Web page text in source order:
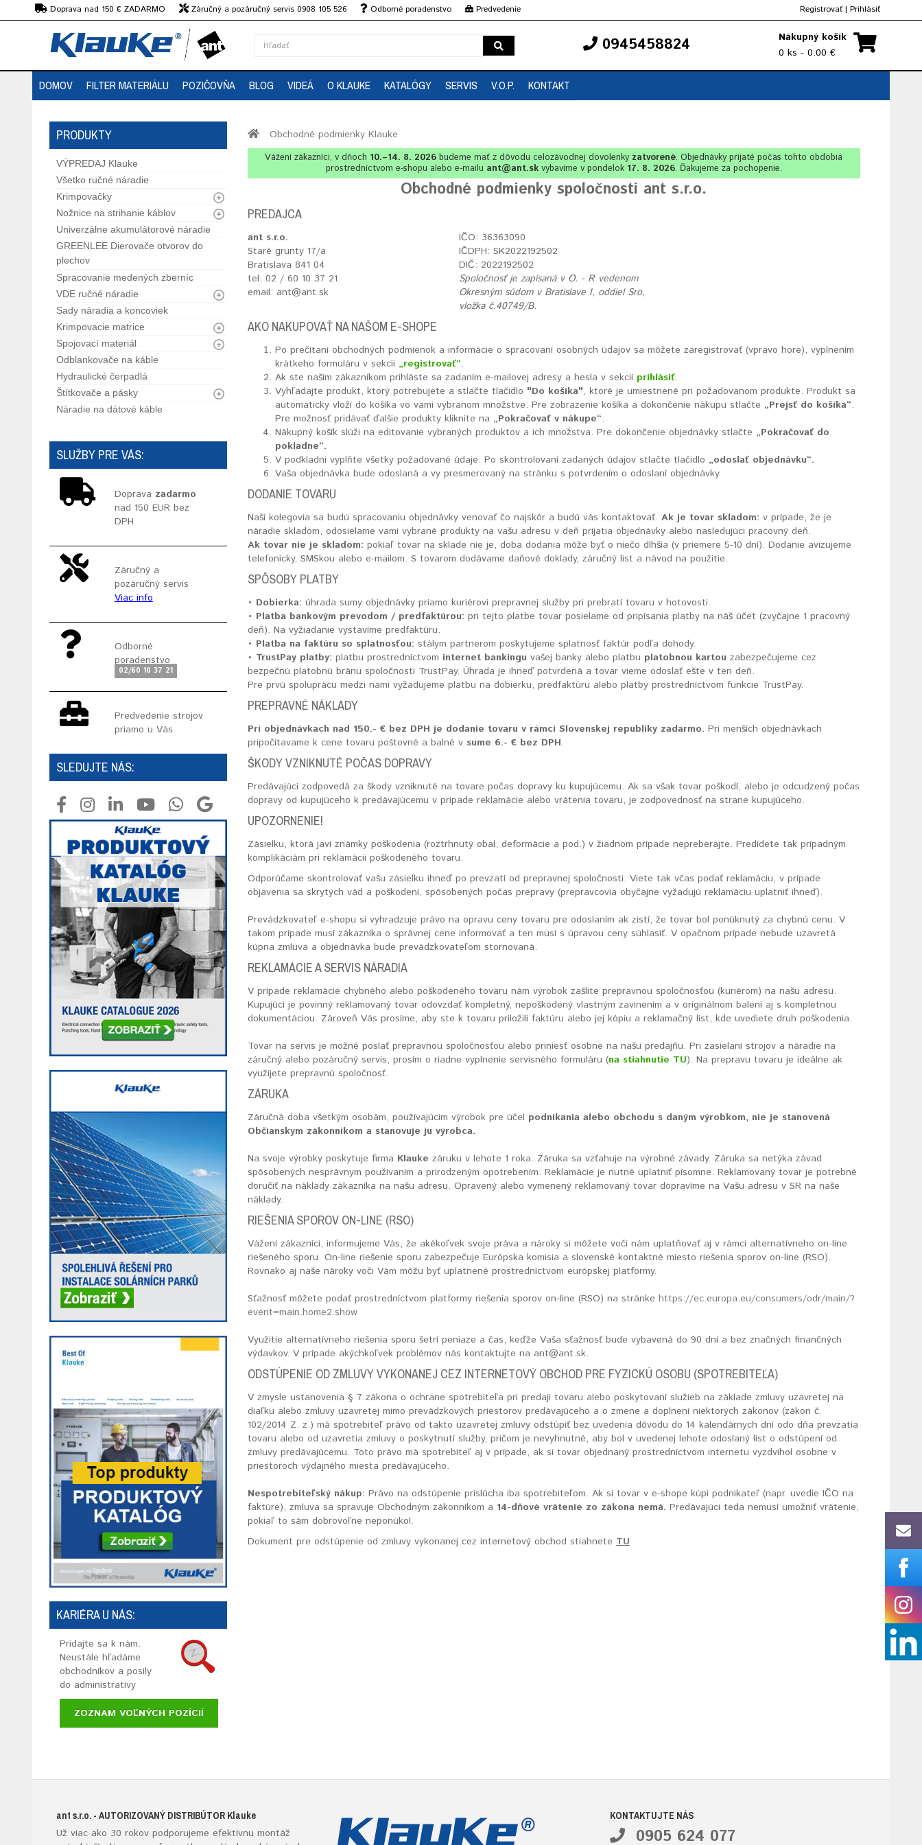
Doprava nad 150 € ZADARMO Záručný a pozáručný servis 0908 105 526 Odborné poradenstvo
Predvedenie
strojov
Registrovať | Prihlásiť
0945458824
Nákupný košík
0 ks - 0.00 €
DOMOV FILTER MATERIÁLU POZIČOVŇA BLOG VIDEÁ O KLAUKE KATALÓGY SERVIS V.O.P. KONTAKT
PRODUKTY
VÝPREDAJ Klauke
Všetko ručné náradie
Krimpovačky
Nožnice na strihanie káblov
Univerzálne akumulátorové náradie
GREENLEE Dierovače otvorov do
plechov
Spracovanie medených zberníc
VDE ručné náradie
Sady náradia a koncoviek
Krimpovacie matrice
Spojovací materiál
Odblankovače na káble
Hydraulické čerpadlá
Štítkovače a pásky
Náradie na dátové káble
SLUŽBY PRE VÁS:
Doprava zadarmo
nad 150 EUR bez
DPH
Záručný a
pozáručný servis
Viac info
Odborné
poradenstvo
02/60 10 37 21
Predvedenie strojov
priamo u Vás
SLEDUJTE NÁS:
KARIÉRA U NÁS:
Pridajte sa k nám.
Neustále hľadáme
obchodníkov a posily
do administratívy
ZOZNAM VOĽNÝCH POZÍCIÍ
Obchodné podmienky Klauke
Vážení zákazníci, v dňoch 10.–14. 8. 2026 budeme mať z dôvodu celozávodnej dovolenky zatvorené. Objednávky prijaté počas tohto obdobia
prostredníctvom e-shopu alebo e-mailu ant@ant.skvybavíme v pondelok 17. 8. 2026. Ďakujeme za pochopenie.
Obchodné podmienky spoločnosti ant s.r.o.
PREDAJCA
ant s.r.o.
Staré grunty 17/a
Bratislava 841 04
tel: 02 / 60 10 37 21
email: ant@ant.sk
IČO: 36363090
IČDPH: SK2022192502
DIČ: 2022192502
Spoločnosť je zapísaná v O. - R vedenom
Okresným súdom v Bratislave I, oddiel Sro,
vložka č.40749/B.
AKO NAKUPOVAŤ NA NAŠOM E-SHOPE
Po prečítaní obchodných podmienok a informácie o spracovaní osobných údajov sa môžete zaregistrovať (vpravo hore), vyplnením
krátkeho formuláru v sekcii „registrovať“.
Ak ste naším zákazníkom prihláste sa zadaním e-mailovej adresy a hesla v sekcií prihlásiť.
Vyhľadajte produkt, ktorý potrebujete a stlačte tlačidlo "Do košika", ktoré je umiestnené pri požadovanom produkte. Produkt sa
automaticky vloží do košíka vo vami vybranom množstve. Pre zobrazenie košíka a dokončenie nákupu stlačte „Prejsť do košíka“.
Pre možnosť pridávať ďalšie produkty kliknite na „Pokračovať v nákupe“.
Nákupný košík slúži na editovanie vybraných produktov a ich množstva. Pre dokončenie objednávky stlačte „Pokračovať do
pokladne“.
V podkladni vyplňte všetky požadované údaje. Po skontrolovaní zadaných údajov stlačte tlačidlo „odoslať objednávku“.
Vaša objednávka bude odoslaná a vy presmerovaný na stránku s potvrdením o odoslaní objednávky.
DODANIE TOVARU
Naši kolegovia sa budú spracovaniu objednávky venovať čo najskôr a budú vás kontaktovať.Ak je tovar skladom: v prípade, že je
náradie skladom, odosielame vami vybrané produkty na vašu adresu v deň prijatia objednávky alebo nasledujúci pracovný deň.
Ak tovar nie je skladom: pokiaľ tovar na sklade nie je, doba dodania môže byť o niečo dlhšia (v priemere 5-10 dní). Dodanie avizujeme
telefonicky, SMSkou alebo e-mailom. S tovarom dodávame daňové doklady, záručný list a návod na použitie.
SPÔSOBY PLATBY
• Dobierka: úhrada sumy objednávky priamo kuriérovi prepravnej služby pri prebratí tovaru v hotovosti.
• Platba bankovým prevodom / predfaktúrou: pri tejto platbe tovar posielame od pripísania platby na náš účet (zvyčajne 1 pracovný
deň). Na vyžiadanie vystavíme predfaktúru.
• Platba na faktúru so splatnosťou:stálym partnerom poskytujeme splatnosť faktúr podľa dohody.
• TrustPay platby: platbu prostredníctvom internet bankingu vašej banky alebo platbu platobnou kartou zabezpečujeme cez
bezpečnú platobnú bránu spoločnosti TrustPay. Úhrada je ihneď potvrdená a tovar vieme odoslať ešte v ten deň.
Pre prvú spoluprácu medzi nami vyžadujeme platbu na dobierku, predfaktúru alebo platby prostredníctvom funkcie TrustPay.
PREPRAVNÉ NÁKLADY
Pri objednávkach nad 150.- € bez DPH je dodanie tovaru v rámci Slovenskej republiky zadarmo. Pri menších objednávkach
pripočítavame k cene tovaru poštovné a balné v sume 6.- € bez DPH.
ŠKODY VZNIKNUTÉ POČAS DOPRAVY
Predávajúci zodpovedá za škody vzniknuté na tovare počas dopravy ku kupujúcemu. Ak sa však tovar poškodí, alebo je odcudzený počas
dopravy od kupujúceho k predávajúcemu v prípade reklamácie alebo vrátenia tovaru, je zodpovednosť na strane kupujúceho.
UPOZORNENIE!
Zásielku, ktorá javí známky poškodenia (roztrhnutý obal, deformácie a pod.) v žiadnom prípade nepreberajte. Predídete tak prípadným
komplikáciám pri reklamácii poškodeného tovaru.
Odporúčame skontrolovať vašu zásielku ihneď po prevzatí od prepravnej spoločnosti. Viete tak včas podať reklamáciu, v prípade
objavenia sa skrytých vád a poškodení, spôsobených počas prepravy (prepravcovia obyčajne vyžadujú reklamáciu uplatniť ihneď).
Prevádzkovateľ e-shopu si vyhradzuje právo na opravu ceny tovaru pre odoslaním ak zistí, že tovar bol ponúknutý za chybnú cenu. V
takom prípade musí zákazníka o správnej cene informovať a ten musí s úpravou ceny súhlasiť. V opačnom prípade nebude uzavretá
kúpna zmluva a objednávka bude prevádzkovateľom stornovaná.
REKLAMÁCIE A SERVIS NÁRADIA
V prípade reklamácie chybného alebo poškodeného tovaru nám výrobok zašlite prepravnou spoločnosťou (kuriérom) na našu adresu.
Kupujúci je povinný reklamovaný tovar odovzdať kompletný, nepoškodený vlastným zavinením a v originálnom balení aj s kompletnou
dokumentáciou. Zároveň Vás prosíme, aby ste k tovaru priložili faktúru alebo jej kópiu a reklamačný list, kde uvediete druh poškodenia.
Tovar na servis je možné poslať prepravnou spoločnosťou alebo priniesť osobne na našu predajňu. Pri zasielaní strojov a náradie na
záručný alebo pozáručný servis, prosím o riadne vyplnenie servisného formuláru (na stiahnutie TU). Na prepravu tovaru je ideálne ak
využijete prepravnú spoločnosť.
ZÁRUKA
Záručná doba všetkým osobám, používajúcim výrobok pre účel podnikania alebo obchodu s daným výrobkom, nie je stanovená
Občianskym zákonníkom a stanovuje ju výrobca.
Na svoje výrobky poskytuje firma Klauke záruku v lehote 1 roka. Záruka sa vzťahuje na výrobné závady. Záruka sa netýka závad
spôsobených nesprávnym používaním a prirodzeným opotrebením. Reklamácie je nutné uplatniť písomne. Reklamovaný tovar je potrebné
doručiť na náklady zákazníka na našu adresu. Opravený alebo vymenený reklamovaný tovar dopravíme na Vašu adresu v SR na naše
náklady.
RIEŠENIA SPOROV ON-LINE (RSO)
Vážení zákazníci, informujeme Vás, že akékoľvek svoje práva a nároky si môžete voči nám uplatňovať aj v rámci alternatívneho on-line
riešeného sporu. On-line riešenie sporu zabezpečuje Európska komisia a slovenské kontaktné miesto riešenia sporov on-line (RSO).
Rovnako aj naše nároky voči Vám môžu byť uplatnené prostredníctvom európskej platformy.
Sťažnosť môžete podať prostredníctvom platformy riešenia sporov on-line (RSO) na stránkehttps://ec.europa.eu/consumers/odr/main/?
event=main.home2.show
Využitie alternatívneho riešenia sporu šetrí peniaze a čas, keďže Vaša sťažnosť bude vybavená do 90 dní a bez značných finančných
výdavkov. V prípade akýchkoľvek problémov nás kontaktujte na ant@ant.sk.
ODSTÚPENIE OD ZMLUVY VYKONANEJ CEZ INTERNETOVÝ OBCHOD PRE FYZICKÚ OSOBU (SPOTREBITEĽA)
V zmysle ustanovenia § 7 zákona o ochrane spotrebiteľa pri predaji tovaru alebo poskytovaní služieb na základe zmluvy uzavretej na
diaľku alebo zmluvy uzavretej mimo prevádzkových priestorov predávajúceho a o zmene a doplnení niektorých zákonov (zákon č.
102/2014 Z. z.) má spotrebiteľ právo od takto uzavretej zmluvy odstúpiť bez uvedenia dôvodu do 14 kalendárnych dní odo dňa prevzatia
tovaru alebo od uzavretia zmluvy o poskytnutí služby, pričom je nevyhnutné, aby bol v uvedenej lehote odoslaný list o odstúpení od
zmluvy predávajúcemu. Toto právo má spotrebiteľ aj v prípade, ak si tovar objednaný prostredníctvom internetu vyzdvihol osobne v
priestoroch výdajného miesta predávajúceho.
Nespotrebiteľský nákup: Právo na odstúpenie prislúcha iba spotrebiteľom. Ak si tovar v e-shope kúpi podnikateľ (napr. uvedie IČO na
faktúre), zmluva sa spravuje Obchodným zákonníkom a 14-dňové vrátenie zo zákona nemá. Predávajúci teda nemusí umožniť vrátenie,
pokiaľ to sám dobrovoľne neponúkol.
Dokument pre odstúpenie od zmluvy vykonanej cez internetový obchod stiahneteTU
ant s.r.o. - AUTORIZOVANÝ DISTRIBÚTOR Klauke
Už viac ako 30 rokov podporujeme efektívnu montáž
KONTAKTUJTE NÁS
0905 624 077